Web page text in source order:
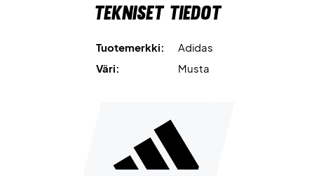
Mitat: 70x140 cm.
Tekniset tiedot
Tuotemerkki:
Adidas
Väri:
Musta